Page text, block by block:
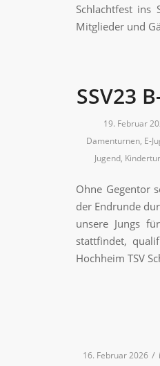
Schlachtfest ins
Mitglieder und
SSV23
19. Februar
Damenturnen, E-
Jugend,
Ohne Gegentor
der Endrunde
unsere Jungs
stattfindet,
Hochheim TSV
16. Februar 2026 /